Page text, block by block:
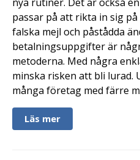
passar på att rikta in sig
falska mejl och påstådda
betalningsuppgifter är
metoderna. Med några
minska risken att bli lurad.
många företag med färre
Läs mer